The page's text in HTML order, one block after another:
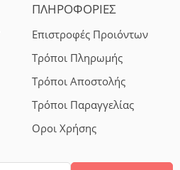
ΠΛΗΡΟΦΟΡΙΕΣ
Επιστροφές Προιόντων
Τρόποι Πληρωμής
Τρόποι Αποστολής
Τρόποι Παραγγελίας
Οροι Χρήσης